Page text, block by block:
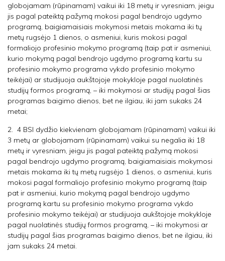
globojamam (rūpinamam) vaikui iki 18 metų ir vyresniam, jeigu
jis pagal pateiktą pažymą mokosi pagal bendrojo ugdymo
programą, baigiamaisiais mokymosi metais mokama iki tų
metų rugsėjo 1 dienos, o asmeniui, kuris mokosi pagal
formaliojo profesinio mokymo programą (taip pat ir asmeniui,
kurio mokymą pagal bendrojo ugdymo programą kartu su
profesinio mokymo programa vykdo profesinio mokymo
teikėjai) ar studijuoja aukštojoje mokykloje pagal nuolatinės
studijų formos programą, – iki mokymosi ar studijų pagal šias
programas baigimo dienos, bet ne ilgiau, iki jam sukaks 24
metai;
2. 4 BSI dydžio kiekvienam globojamam (rūpinamam) vaikui iki
3 metų ar globojamam (rūpinamam) vaikui su negalia iki 18
metų ir vyresniam, jeigu jis pagal pateiktą pažymą mokosi
pagal bendrojo ugdymo programą, baigiamaisiais mokymosi
metais mokama iki tų metų rugsėjo 1 dienos, o asmeniui, kuris
mokosi pagal formaliojo profesinio mokymo programą (taip
pat ir asmeniui, kurio mokymą pagal bendrojo ugdymo
programą kartu su profesinio mokymo programa vykdo
profesinio mokymo teikėjai) ar studijuoja aukštojoje mokykloje
pagal nuolatinės studijų formos programą, – iki mokymosi ar
studijų pagal šias programas baigimo dienos, bet ne ilgiau, iki
jam sukaks 24 metai.